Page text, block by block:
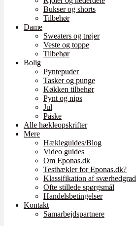
Bukser og shorts
Tilbehør
Dame
Sweaters og trøjer
Veste og toppe
Tilbehør
Bolig
Pyntepuder
Tasker og punge
Køkken tilbehør
Pynt og nips
Jul
Påske
Alle hækleopskrifter
Mere
Hækleguides/Blog
Video guides
Om Eponas.dk
Testhækler for Eponas.dk?
Klassifikation af sværhedgrad
Ofte stillede spørgsmål
Handelsbetingelser
Kontakt
Samarbejdspartnere